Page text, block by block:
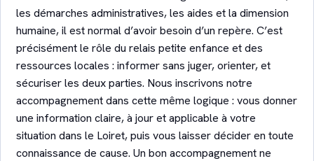
les démarches administratives, les aides et la dimension
humaine, il est normal d’avoir besoin d’un repère. C’est
précisément le rôle du relais petite enfance et des
ressources locales : informer sans juger, orienter, et
sécuriser les deux parties. Nous inscrivons notre
accompagnement dans cette même logique : vous donner
une information claire, à jour et applicable à votre
situation dans le Loiret, puis vous laisser décider en toute
connaissance de cause. Un bon accompagnement ne